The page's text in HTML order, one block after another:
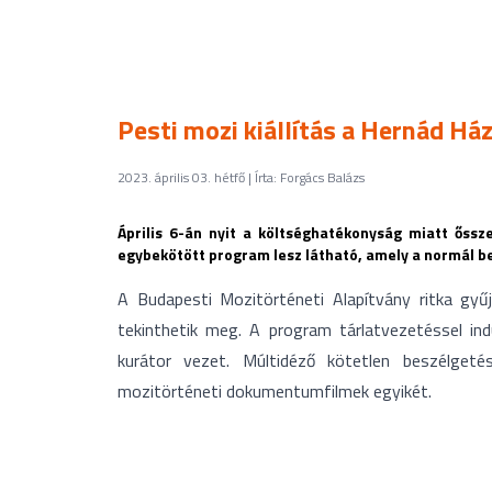
Pesti mozi kiállítás a Hernád
2023. április 03. hétfő | Írta: Forgács Balázs
Április 6-án nyit a költséghatékonyság miatt
egybekötött program lesz látható, amely a normál
A Budapesti Mozitörténeti Alapítvány ritka
tekinthetik meg. A program tárlatvezetéssel
kurátor vezet. Múltidéző kötetlen
mozitörténeti dokumentumfilmek egyikét.